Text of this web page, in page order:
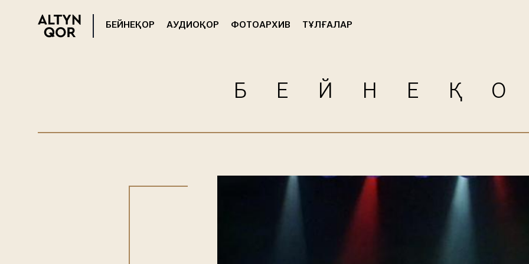
БЕЙНЕҚОР АУДИОҚОР ФОТОАРХИВ ТҰЛҒАЛАР